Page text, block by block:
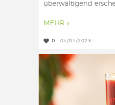
überwältigend
MEHR »
0 04/01/2023